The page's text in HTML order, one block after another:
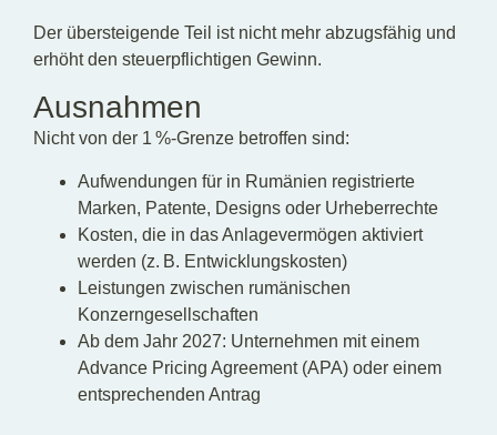
Der übersteigende Teil ist nicht mehr abzugsfähig und
erhöht den steuerpflichtigen Gewinn.
Ausnahmen
Nicht von der 1 %-Grenze betroffen sind:
Aufwendungen für in Rumänien registrierte
Marken, Patente, Designs oder Urheberrechte
Kosten, die in das Anlagevermögen aktiviert
werden (z. B. Entwicklungskosten)
Leistungen zwischen rumänischen
Konzerngesellschaften
Ab dem Jahr 2027: Unternehmen mit einem
Advance Pricing Agreement (APA) oder einem
entsprechenden Antrag